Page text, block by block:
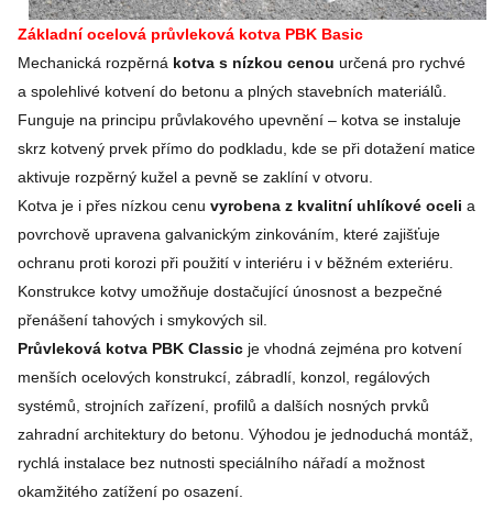
Základní ocelová průvleková kotva PBK Basic
Mechanická rozpěrná kotva s nízkou cenou určená pro rychvé
a spolehlivé kotvení do betonu a plných stavebních materiálů.
Funguje na principu průvlakového upevnění – kotva se instaluje
skrz kotvený prvek přímo do podkladu, kde se při dotažení matice
aktivuje rozpěrný kužel a pevně se zaklíní v otvoru.
Kotva je i přes nízkou cenu vyrobena z kvalitní uhlíkové oceli a
povrchově upravena galvanickým zinkováním, které zajišťuje
ochranu proti korozi při použití v interiéru i v běžném exteriéru.
Konstrukce kotvy umožňuje dostačující únosnost a bezpečné
přenášení tahových i smykových sil.
Průvleková kotva PBK Classic je vhodná zejména pro kotvení
menších ocelových konstrukcí, zábradlí, konzol, regálových
systémů, strojních zařízení, profilů a dalších nosných prvků
zahradní architektury do betonu. Výhodou je jednoduchá montáž,
rychlá instalace bez nutnosti speciálního nářadí a možnost
okamžitého zatížení po osazení.